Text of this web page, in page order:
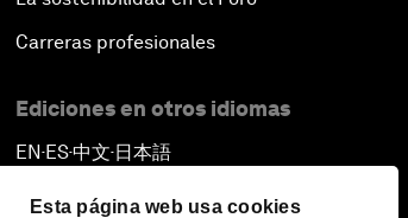
Esta página web usa cookies
Carreras profesionales
Ediciones en otros idiomas
EN ▪ ES▪中文▪ 日本語